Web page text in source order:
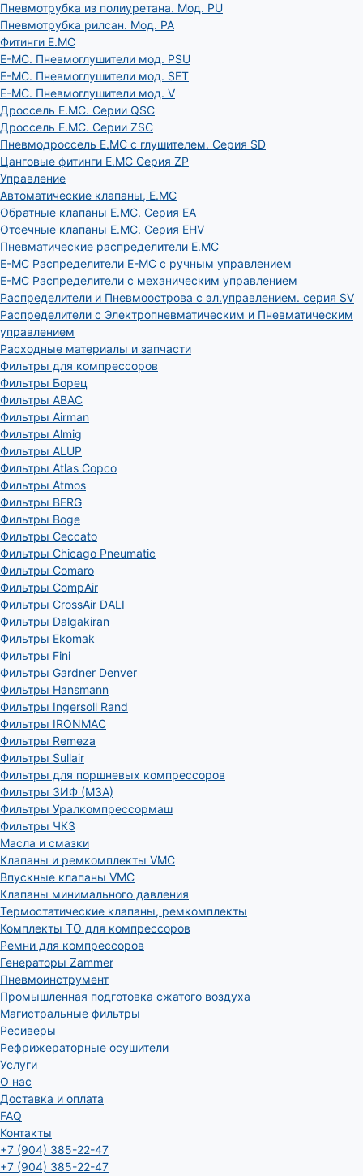
Пневмотрубка из полиуретана. Мод. РU
Пневмотрубка рилсан. Мод. PA
Фитинги E.MC
E-MC. Пневмоглушители мод. PSU
E-MC. Пневмоглушители мод. SET
E-MC. Пневмоглушители мод. V
Дроссель E.MC. Серии QSC
Дроссель E.MC. Серии ZSC
Пневмодроссель E.MC с глушителем. Серия SD
Цанговые фитинги E.MC Серия ZP
Управление
Автоматические клапаны, Е.МС
Обратные клапаны E.MC. Серия EA
Отсечные клапаны E.MC. Серия EHV
Пневматические распределители E.MC
E-MC Распределители E-MC с ручным управлением
E-MC Распределители с механическим управлением
Распределители и Пневмоострова с эл.управлением. серия SV
Распределители с Электропневматическим и Пневматическим
управлением
Расходные материалы и запчасти
Фильтры для компрессоров
Фильтры Борец
Фильтры ABAC
Фильтры Airman
Фильтры Almig
Фильтры ALUP
Фильтры Atlas Copco
Фильтры Atmos
Фильтры BERG
Фильтры Boge
Фильтры Ceccato
Фильтры Chicago Pneumatic
Фильтры Comaro
Фильтры CompAir
Фильтры CrossAir DALI
Фильтры Dalgakiran
Фильтры Ekomak
Фильтры Fini
Фильтры Gardner Denver
Фильтры Hansmann
Фильтры Ingersoll Rand
Фильтры IRONMAC
Фильтры Remeza
Фильтры Sullair
Фильтры для поршневых компрессоров
Фильтры ЗИФ (МЗА)
Фильтры Уралкомпрессормаш
Фильтры ЧКЗ
Масла и смазки
Клапаны и ремкомплекты VMC
Впускные клапаны VMC
Клапаны минимального давления
Термостатические клапаны, ремкомплекты
Комплекты ТО для компрессоров
Ремни для компрессоров
Генераторы Zammer
Пневмоинструмент
Промышленная подготовка сжатого воздуха
Магистральные фильтры
Ресиверы
Рефрижераторные осушители
Услуги
О нас
Доставка и оплата
FAQ
Контакты
+7 (904) 385-22-47
+7 (904) 385-22-47